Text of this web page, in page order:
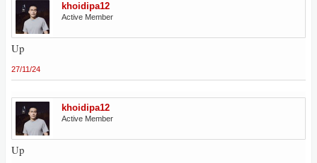
khoidipa12
Active Member
Up
27/11/24
khoidipa12
Active Member
Up